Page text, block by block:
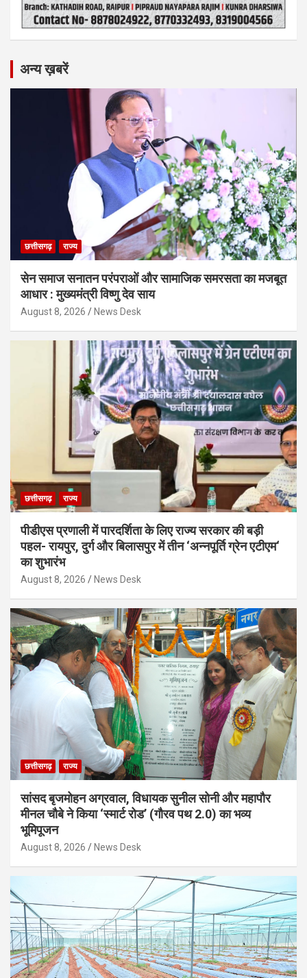
अन्य ख़बरें
छत्तीसगढ़ राज्य
सेन समाज सनातन परंपराओं और सामाजिक समरसता का मजबूत
आधार : मुख्यमंत्री विष्णु देव साय
August 8, 2026 News Desk
छत्तीसगढ़ राज्य
पीडीएस प्रणाली में पारदर्शिता के लिए राज्य सरकार की बड़ी
पहल- रायपुर, दुर्ग और बिलासपुर में तीन ‘अन्नपूर्ति ग्रेन एटीएम‘
का शुभारंभ
August 8, 2026 News Desk
छत्तीसगढ़ राज्य
सांसद बृजमोहन अग्रवाल, विधायक सुनील सोनी और महापौर
मीनल चौबे ने किया ‘स्मार्ट रोड’ (गौरव पथ 2.0) का भव्य
भूमिपूजन
August 8, 2026 News Desk